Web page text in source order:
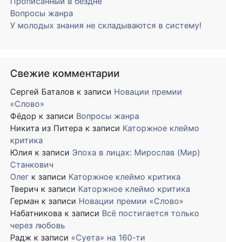
Вопросы жанра
У молодых знания не складываются в систему!
Свежие комментарии
Сергей Баталов к записи Новации премии
«Слово»
Фёдор к записи Вопросы жанра
Никита из Питера к записи Каторжное клеймо
критика
Юлия к записи Эпоха в лицах: Мирослав (Мир)
Станкович
Олег к записи Каторжное клеймо критика
Тверич к записи Каторжное клеймо критика
Герман к записи Новации премии «Слово»
Набатникова к записи Всё постигается только
через любовь
Радж к записи «Суета» на 160-ти